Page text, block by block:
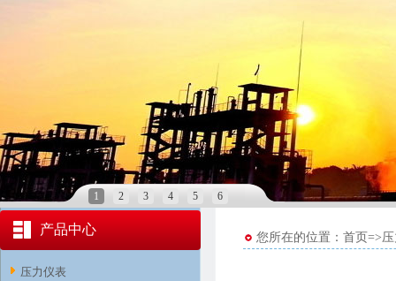
1 2 3 4 5 6
产品中心
压力仪表
您所在的位置：首页=>